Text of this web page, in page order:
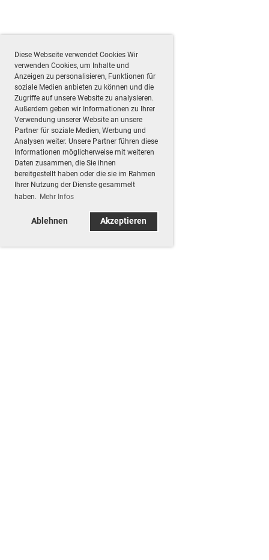
Diese Webseite verwendet Cookies Wir
verwenden Cookies, um Inhalte und
Anzeigen zu personalisieren, Funktionen für
soziale Medien anbieten zu können und die
Zugriffe auf unsere Website zu analysieren.
Außerdem geben wir Informationen zu Ihrer
Verwendung unserer Website an unsere
Partner für soziale Medien, Werbung und
Analysen weiter. Unsere Partner führen diese
Informationen möglicherweise mit weiteren
Daten zusammen, die Sie ihnen
bereitgestellt haben oder die sie im Rahmen
Ihrer Nutzung der Dienste gesammelt
haben. Mehr Infos
Ablehnen Akzeptieren